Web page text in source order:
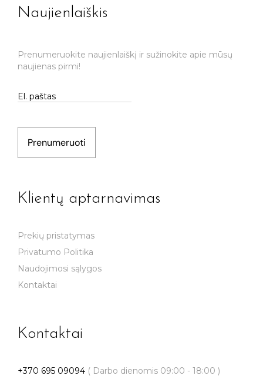
Naujienlaiškis
Prenumeruokite naujienlaiškį ir sužinokite apie mūsų
naujienas pirmi!
Prenumeruoti
Klientų aptarnavimas
Prekių pristatymas
Privatumo Politika
Naudojimosi sąlygos
Kontaktai
Kontaktai
+370 695 09094 ( Darbo dienomis 09:00 - 18:00 )